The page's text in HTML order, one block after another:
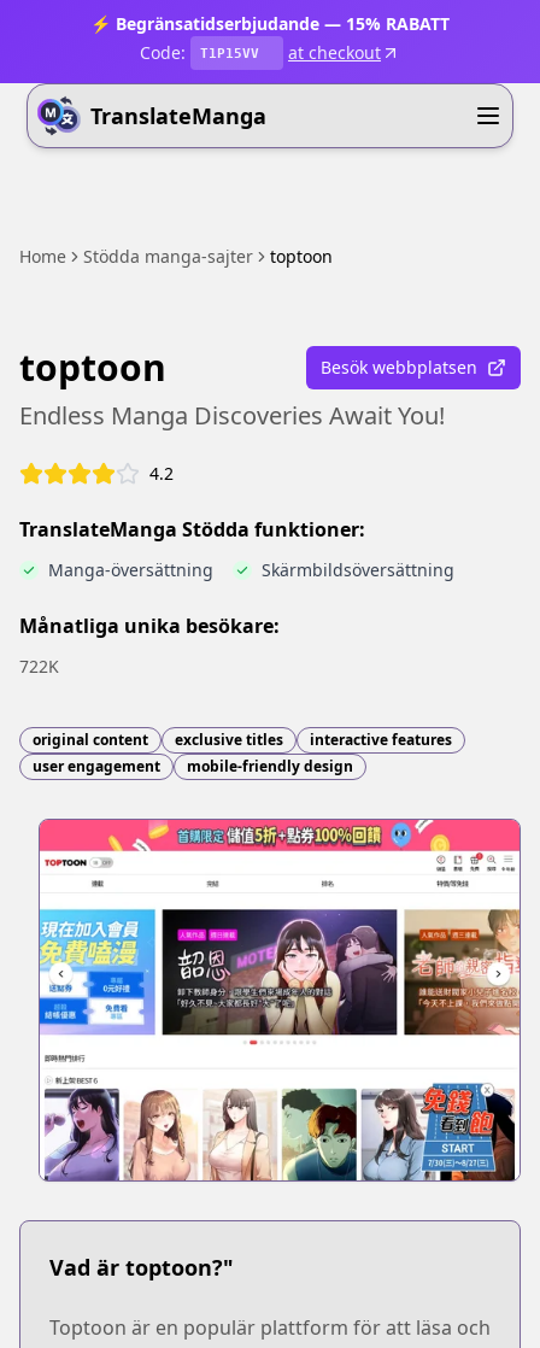
⚡ Begränsatidserbjudande — 15% RABATT
Code:
T1P15VV at checkout
TranslateManga
Home Stödda manga-sajter toptoon
toptoon Besök webbplatsen
Endless Manga Discoveries Await You!
4.2
TranslateManga Stödda funktioner:
Manga-översättning Skärmbildsöversättning
Månatliga unika besökare:
722K
original content exclusive titles
interactive features
user engagement
mobile-friendly design
Vad är toptoon?"
Toptoon är en populär plattform för att läsa och